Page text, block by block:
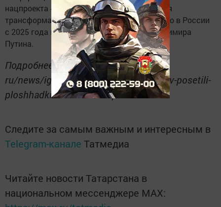
нацпроекта «Экономика данных и цифровая
трансформация государства», реализуемого в России
с 2025 года по поручению президента Владимира
Путина.
Подробнее: https://www. tatar-inform.
ru/news/igor-komarov-i-sergei-cemezov-posetili-
ploshhadki-konferencii-cipr-5986704
Следите за самым важным и интересным в
Telegram-канале Татмедиа
Читайте новости Татарстана в
национальном мессенджере MАХ: